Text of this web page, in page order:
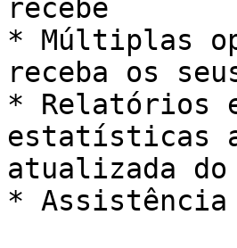
recebe
* Múltiplas
receba os
* Relatórios
estatísticas a
atualizada do
* Assistência